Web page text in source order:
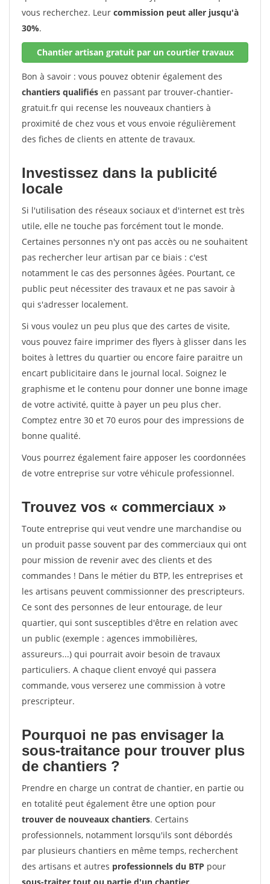
vous recherchez. Leur commission peut aller jusqu'à
30%.
Chantier artisan gratuit par un courtier travaux
Bon à savoir : vous pouvez obtenir également des
chantiers qualifiés en passant par trouver-chantier-
gratuit.fr qui recense les nouveaux chantiers à
proximité de chez vous et vous envoie régulièrement
des fiches de clients en attente de travaux.
Investissez dans la publicité
locale
Si l'utilisation des réseaux sociaux et d'internet est très
utile, elle ne touche pas forcément tout le monde.
Certaines personnes n'y ont pas accès ou ne souhaitent
pas rechercher leur artisan par ce biais : c'est
notamment le cas des personnes âgées. Pourtant, ce
public peut nécessiter des travaux et ne pas savoir à
qui s'adresser localement.
Si vous voulez un peu plus que des cartes de visite,
vous pouvez faire imprimer des flyers à glisser dans les
boites à lettres du quartier ou encore faire paraitre un
encart publicitaire dans le journal local. Soignez le
graphisme et le contenu pour donner une bonne image
de votre activité, quitte à payer un peu plus cher.
Comptez entre 30 et 70 euros pour des impressions de
bonne qualité.
Vous pourrez également faire apposer les coordonnées
de votre entreprise sur votre véhicule professionnel.
Trouvez vos « commerciaux »
Toute entreprise qui veut vendre une marchandise ou
un produit passe souvent par des commerciaux qui ont
pour mission de revenir avec des clients et des
commandes ! Dans le métier du BTP, les entreprises et
les artisans peuvent commissionner des prescripteurs.
Ce sont des personnes de leur entourage, de leur
quartier, qui sont susceptibles d'être en relation avec
un public (exemple : agences immobilières,
assureurs...) qui pourrait avoir besoin de travaux
particuliers. A chaque client envoyé qui passera
commande, vous verserez une commission à votre
prescripteur.
Pourquoi ne pas envisager la
sous-traitance pour trouver plus
de chantiers ?
Prendre en charge un contrat de chantier, en partie ou
en totalité peut également être une option pour
trouver de nouveaux chantiers. Certains
professionnels, notamment lorsqu'ils sont débordés
par plusieurs chantiers en même temps, recherchent
des artisans et autres professionnels du BTP pour